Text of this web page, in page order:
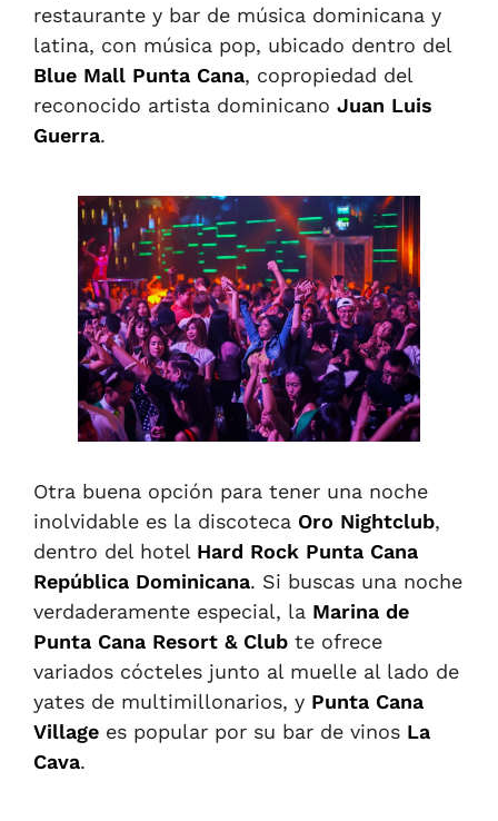
restaurante y bar de música dominicana y
latina, con música pop, ubicado dentro del
Blue Mall Punta Cana, copropiedad del
reconocido artista dominicano Juan Luis
Guerra.
Otra buena opción para tener una noche
inolvidable es la discoteca Oro Nightclub,
dentro del hotel Hard Rock Punta Cana
República Dominicana. Si buscas una noche
verdaderamente especial, la Marina de
Punta Cana Resort & Club te ofrece
variados cócteles junto al muelle al lado de
yates de multimillonarios, y Punta Cana
Village es popular por su bar de vinos La
Cava.